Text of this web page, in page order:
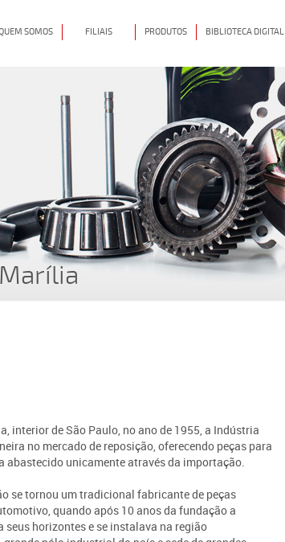
SOMOS FILIAIS PRODUTOS BIBLIOTECA DIGITAL
Marília
interior de São Paulo, no ano de 1955, a Indústria
no mercado de reposição, oferecendo peças para
abastecido unicamente através da importação.
se tornou um tradicional fabricante de peças
quando após 10 anos da fundação a
horizontes e se instalava na região